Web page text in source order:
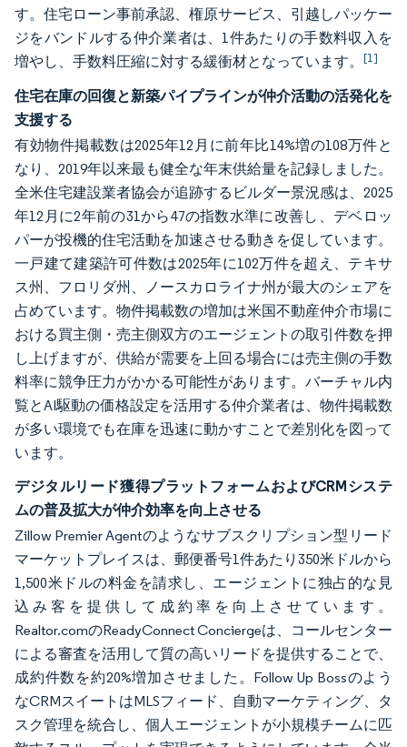
す。住宅ローン事前承認、権原サービス、引越しパッケー
ジをバンドルする仲介業者は、1件あたりの手数料収入を
増やし、手数料圧縮に対する緩衝材となっています。 [1]
住宅在庫の回復と新築パイプラインが仲介活動の活発化を
支援する
有効物件掲載数は2025年12月に前年比14%増の108万件と
なり、2019年以来最も健全な年末供給量を記録しました。
全米住宅建設業者協会が追跡するビルダー景況感は、2025
年12月に2年前の31から47の指数水準に改善し、デベロッ
パーが投機的住宅活動を加速させる動きを促しています。
一戸建て建築許可件数は2025年に102万件を超え、テキサ
ス州、フロリダ州、ノースカロライナ州が最大のシェアを
占めています。物件掲載数の増加は米国不動産仲介市場に
おける買主側・売主側双方のエージェントの取引件数を押
し上げますが、供給が需要を上回る場合には売主側の手数
料率に競争圧力がかかる可能性があります。バーチャル内
覧とAI駆動の価格設定を活用する仲介業者は、物件掲載数
が多い環境でも在庫を迅速に動かすことで差別化を図って
います。
デジタルリード獲得プラットフォームおよびCRMシステ
ムの普及拡大が仲介効率を向上させる
Zillow Premier Agentのようなサブスクリプション型リード
マーケットプレイスは、郵便番号1件あたり350米ドルから
1,500米ドルの料金を請求し、エージェントに独占的な見
込み客を提供して成約率を向上させています。
Realtor.comのReadyConnect Conciergeは、コールセンター
による審査を活用して質の高いリードを提供することで、
成約件数を約20%増加させました。Follow Up Bossのよう
なCRMスイートはMLSフィード、自動マーケティング、タ
スク管理を統合し、個人エージェントが小規模チームに匹